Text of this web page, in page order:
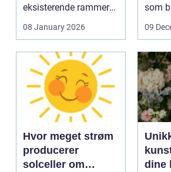
eksisterende rammer
og glas med ...
08 January 2026
som
09
Hvor meget strøm
producerer
solceller om
dine